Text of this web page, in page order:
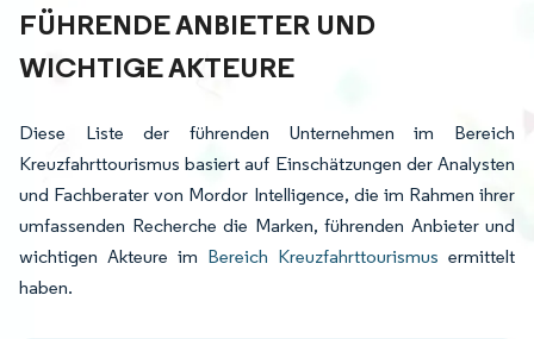
FÜHRENDE ANBIETER UND
WICHTIGE AKTEURE
Diese Liste der führenden Unternehmen im Bereich
Kreuzfahrttourismus basiert auf Einschätzungen der Analysten
und Fachberater von Mordor Intelligence, die im Rahmen ihrer
umfassenden Recherche die Marken, führenden Anbieter und
wichtigen Akteure im Bereich Kreuzfahrttourismus ermittelt
haben.